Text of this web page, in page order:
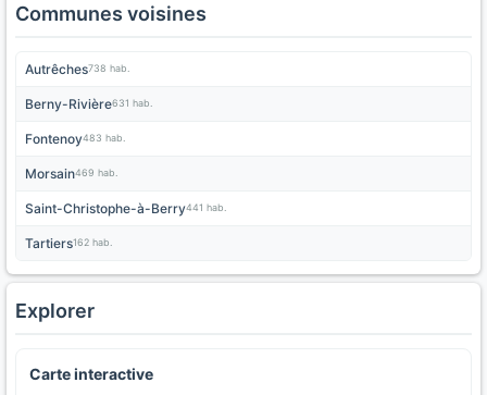
Communes voisines
Autrêches738 hab.
Berny-Rivière631 hab.
Fontenoy483 hab.
Morsain469 hab.
Saint-Christophe-à-Berry441 hab.
Tartiers162 hab.
Explorer
Carte interactive